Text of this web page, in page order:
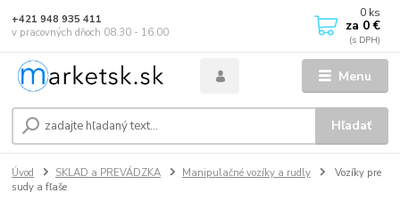
Menu
Hľadať
+421 948 935 411
v pracovných dňoch 08.30 - 16.00
0 ks
za 0 €
Úvod SKLAD a PREVÁDZKA Manipulačné vozíky a rudly
Vozíky pre
sudy a fľaše